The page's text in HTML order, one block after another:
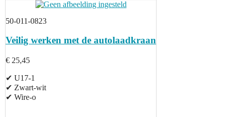
50-011-0823
Veilig werken met de autolaadkraan
€ 25,45
✔ U17-1
✔ Zwart-wit
✔ Wire-o